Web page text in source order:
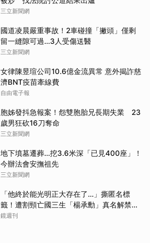
三立新聞網
國道凌晨嚴重事故！2車碰撞「撇頭」僅剩
留一縫隙可過…3人受傷送醫
三立新聞網
女律陳昱瑄公司10.6億金流異常 意外揭詐慈
濟BNT疫苗牽線費
自由電子報
胞姊發抖急報案！怨雙胞胎兄長期失業 23
歲男狂砍16刀奪命
三立新聞網
地下墳墓遷葬…挖3.6米深「已見400座」！
今辦法會安撫祖先
三立新聞網
「他終於能光明正大存在了...」撕匿名標
籤！遭割頸亡國三生「楊承勳」真名解禁
乾妹法庭抗辯引眾怒
鏡週刊